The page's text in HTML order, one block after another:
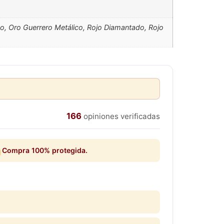
Oro Guerrero Metálico, Rojo Diamantado, Rojo
166 opiniones verificadas
Compra 100% protegida.